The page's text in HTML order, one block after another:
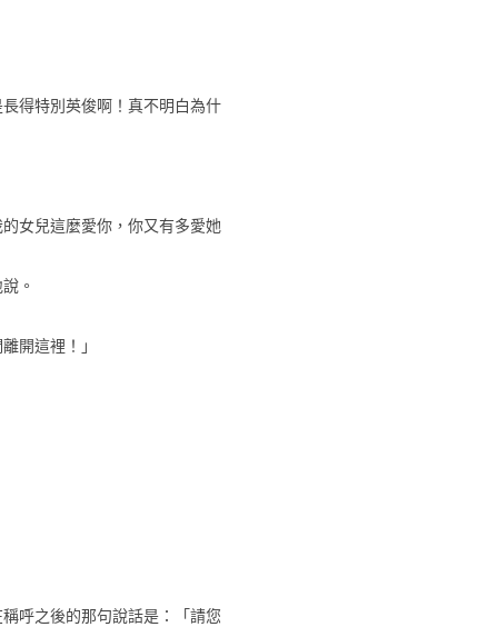
得特別英俊啊！真不明白為什
女兒這麼愛你，你又有多愛她
。
開這裡！」
呼之後的那句說話是：「請您